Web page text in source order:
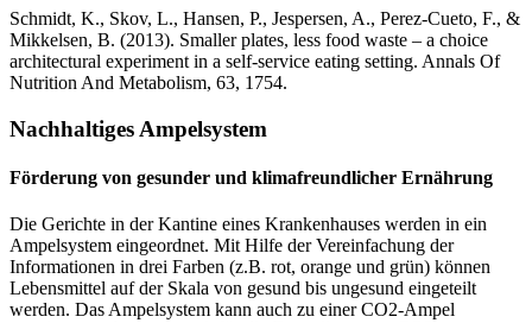
Schmidt, K., Skov, L., Hansen, P., Jespersen, A., Perez-Cueto, F., &
Mikkelsen, B. (2013). Smaller plates, less food waste – a choice
architectural experiment in a self-service eating setting. Annals Of
Nutrition And Metabolism, 63, 1754.
Nachhaltiges Ampelsystem
Förderung von gesunder und klimafreundlicher Ernährung
Die Gerichte in der Kantine eines Krankenhauses werden in ein
Ampelsystem eingeordnet. Mit Hilfe der Vereinfachung der
Informationen in drei Farben (z.B. rot, orange und grün) können
Lebensmittel auf der Skala von gesund bis ungesund eingeteilt
werden. Das Ampelsystem kann auch zu einer CO2-Ampel